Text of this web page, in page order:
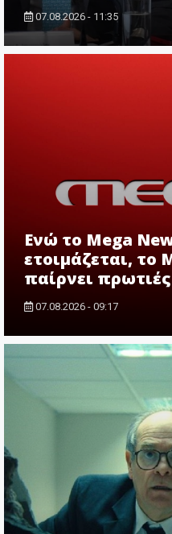
07.08.2026 - 11:35
Ενώ το Mega
ετοιμάζεται, το
παίρνει
07.08.2026 - 09:17